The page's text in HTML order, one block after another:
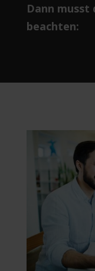
Dann
beachten: